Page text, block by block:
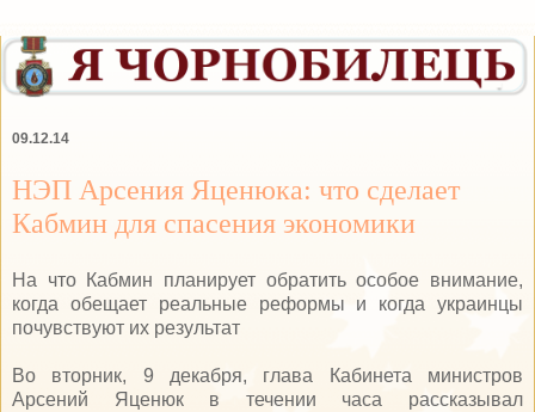
09.12.14
НЭП Арсения Яценюка: что сделает
Кабмин для спасения экономики
На что Кабмин планирует обратить особое внимание,
когда обещает реальные реформы и когда украинцы
почувствуют их результат
Во вторник, 9 декабря, глава Кабинета министров
Арсений Яценюк в течении часа рассказывал